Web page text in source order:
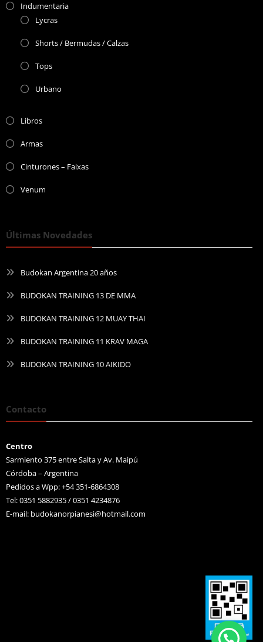
Indumentaria
Lycras
Shorts / Bermudas / Calzas
Tops
Urbano
Libros
Armas
Cinturones – Faixas
Venum
Últimas Novedades
Budokan Argentina 20 años
BUDOKAN TRAINING 13 DE MMA
BUDOKAN TRAINING 12 MUAY THAI
BUDOKAN TRAINING 11 KRAV MAGA
BUDOKAN TRAINING 10 AIKIDO
Contacto
Centro
Sarmiento 375 entre Salta y Av. Maipú
Córdoba – Argentina
Pedidos a Wpp: +54 351-6864308
Tel: 0351 5882935 / 0351 4234876
E-mail: budokanorpianesi@hotmail.com